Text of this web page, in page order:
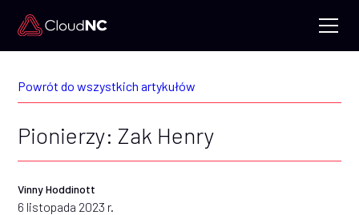
Powrót do wszystkich artykułów
Pionierzy: Zak Henry
Vinny Hoddinott
6 listopada 2023 r.